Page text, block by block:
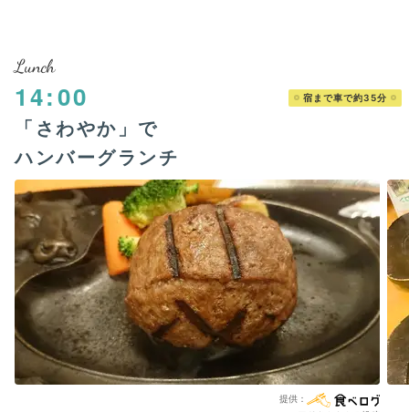
Lunch
14:00 宿まで車で約35分
「さわやか」で
ハンバーグランチ